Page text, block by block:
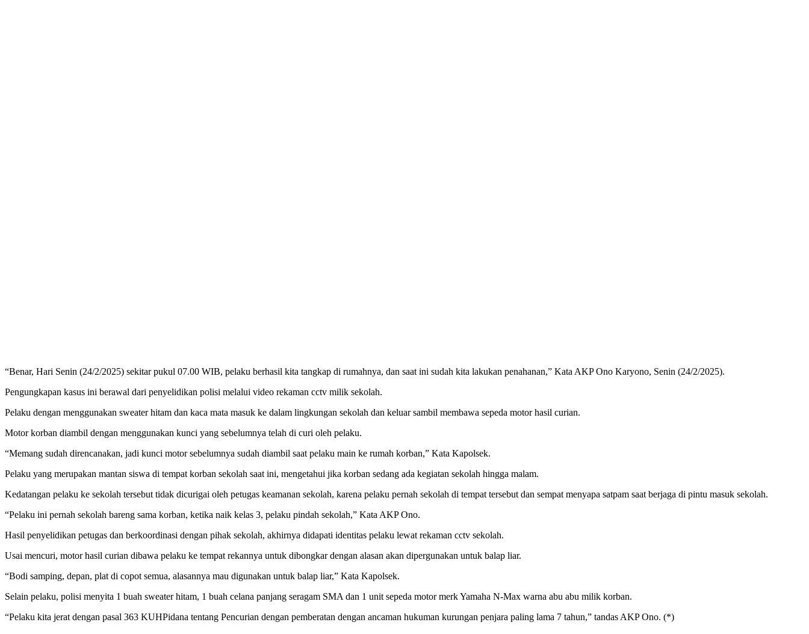
“Benar, Hari Senin (24/2/2025) sekitar pukul 07.00 WIB, pelaku berhasil kita tangkap di rumahnya, dan saat ini sudah kita lakukan penahanan,” Kata AKP Ono Karyono, Senin (24/2/2025).
Pengungkapan kasus ini berawal dari penyelidikan polisi melalui video rekaman cctv milik sekolah.
Pelaku dengan menggunakan sweater hitam dan kaca mata masuk ke dalam lingkungan sekolah dan keluar sambil membawa sepeda motor hasil curian.
Motor korban diambil dengan menggunakan kunci yang sebelumnya telah di curi oleh pelaku.
“Memang sudah direncanakan, jadi kunci motor sebelumnya sudah diambil saat pelaku main ke rumah korban,” Kata Kapolsek.
Pelaku yang merupakan mantan siswa di tempat korban sekolah saat ini, mengetahui jika korban sedang ada kegiatan sekolah hingga malam.
Kedatangan pelaku ke sekolah tersebut tidak dicurigai oleh petugas keamanan sekolah, karena pelaku pernah sekolah di tempat tersebut dan sempat menyapa satpam saat berjaga di pintu masuk sekolah.
“Pelaku ini pernah sekolah bareng sama korban, ketika naik kelas 3, pelaku pindah sekolah,” Kata AKP Ono.
Hasil penyelidikan petugas dan berkoordinasi dengan pihak sekolah, akhirnya didapati identitas pelaku lewat rekaman cctv sekolah.
Usai mencuri, motor hasil curian dibawa pelaku ke tempat rekannya untuk dibongkar dengan alasan akan dipergunakan untuk balap liar.
“Bodi samping, depan, plat di copot semua, alasannya mau digunakan untuk balap liar,” Kata Kapolsek.
Selain pelaku, polisi menyita 1 buah sweater hitam, 1 buah celana panjang seragam SMA dan 1 unit sepeda motor merk Yamaha N-Max warna abu abu milik korban.
“Pelaku kita jerat dengan pasal 363 KUHPidana tentang Pencurian dengan pemberatan dengan ancaman hukuman kurungan penjara paling lama 7 tahun,” tandas AKP Ono. (*)